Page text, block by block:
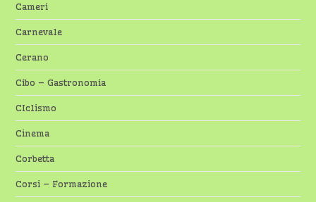
Cameri
Carnevale
Cerano
Cibo – Gastronomia
CIclismo
Cinema
Corbetta
Corsi – Formazione